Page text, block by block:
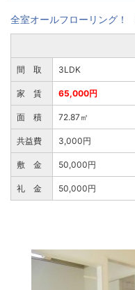
全室オールフローリング！
間 取 3LDK
家 賃 65,000円
面 積 72.87㎡
共益費 3,000円
敷 金 50,000円
礼 金 50,000円